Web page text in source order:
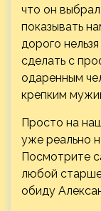
что он
показывать
дорого
сделать с
одаренным
крепким
Просто на
уже реально
Посмотрите
любой
обиду